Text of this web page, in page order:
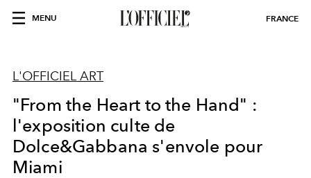
MENU FRANCE
L'OFFICIEL ART
"From the Heart to the Hand" :
l'exposition culte de
Dolce&Gabbana s'envole pour
Miami